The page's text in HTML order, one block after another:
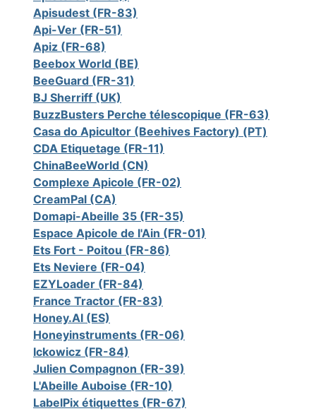
Apisudest (FR-83)
Api-Ver (FR-51)
Apiz (FR-68)
Beebox World (BE)
BeeGuard (FR-31)
BJ Sherriff (UK)
BuzzBusters Perche télescopique (FR-63)
Casa do Apicultor (Beehives Factory) (PT)
CDA Etiquetage (FR-11)
ChinaBeeWorld (CN)
Complexe Apicole (FR-02)
CreamPal (CA)
Domapi-Abeille 35 (FR-35)
Espace Apicole de l'Ain (FR-01)
Ets Fort - Poitou (FR-86)
Ets Neviere (FR-04)
EZYLoader (FR-84)
France Tractor (FR-83)
Honey.AI (ES)
Honeyinstruments (FR-06)
Ickowicz (FR-84)
Julien Compagnon (FR-39)
L'Abeille Auboise (FR-10)
LabelPix étiquettes (FR-67)